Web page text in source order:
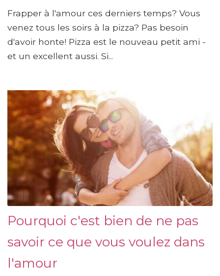
Frapper à l'amour ces derniers temps? Vous
venez tous les soirs à la pizza? Pas besoin
d'avoir honte! Pizza est le nouveau petit ami -
et un excellent aussi. Si...
Pourquoi c'est bien de ne pas
savoir ce que vous voulez dans
l'amour